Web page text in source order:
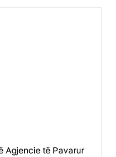
Agjencie të Pavarur